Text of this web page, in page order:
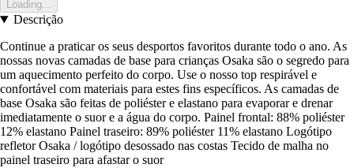
Loading...
Descrição
Continue a praticar os seus desportos favoritos durante todo o ano. As
nossas novas camadas de base para crianças Osaka são o segredo para
um aquecimento perfeito do corpo. Use o nosso top respirável e
confortável com materiais para estes fins específicos. As camadas de
base Osaka são feitas de poliéster e elastano para evaporar e drenar
imediatamente o suor e a água do corpo. Painel frontal: 88% poliéster
12% elastano Painel traseiro: 89% poliéster 11% elastano Logótipo
refletor Osaka / logótipo desossado nas costas Tecido de malha no
painel traseiro para afastar o suor